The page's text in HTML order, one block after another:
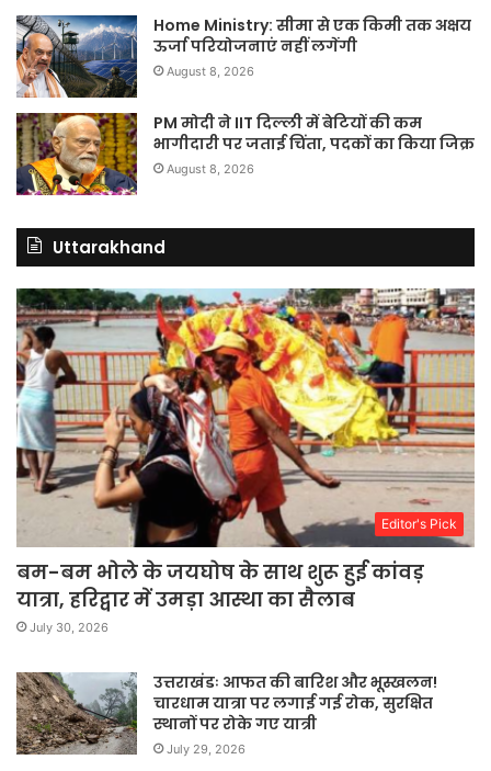
Home Ministry: सीमा से एक किमी तक अक्षय
ऊर्जा परियोजनाएं नहीं लगेंगी
August 8, 2026
PM मोदी ने IIT दिल्ली में बेटियों की कम
भागीदारी पर जताई चिंता, पदकों का किया जिक्र
August 8, 2026
Uttarakhand
Editor's Pick
बम-बम भोले के जयघोष के साथ शुरू हुई कांवड़
यात्रा, हरिद्वार में उमड़ा आस्था का सैलाब
July 30, 2026
उत्तराखंडः आफत की बारिश और भूस्खलन!
चारधाम यात्रा पर लगाई गई रोक, सुरक्षित
स्थानों पर रोके गए यात्री
July 29, 2026